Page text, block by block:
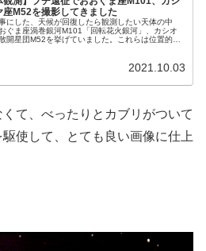
座M52を撮影してきました
にした、天候が回復したら観測したい天体の中
ぐま座渦巻銀河M101「回転花火銀河」、カシオ
開星団M52を挙げていました。これらは位置的に
2021.10.03
て、べったりとカブリがついて
使して、とても良い画像に仕上